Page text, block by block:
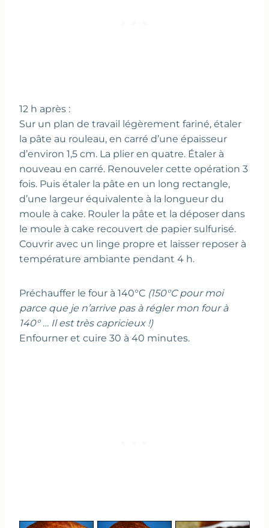
12 h après :
Sur un plan de travail légèrement fariné, étaler
la pâte au rouleau, en carré d’une épaisseur
d’environ 1,5 cm. La plier en quatre. Étaler à
nouveau en carré. Renouveler cette opération 3
fois. Puis étaler la pâte en un long rectangle,
d’une largeur équivalente à la longueur du
moule à cake. Rouler la pâte et la déposer dans
le moule à cake recouvert de papier sulfurisé.
Couvrir avec un linge propre et laisser reposer à
température ambiante pendant 4 h.
Préchauffer le four à 140°C (150°C pour moi
parce que je n’arrive pas à régler mon four à
140° … Il est très capricieux !)
Enfourner et cuire 30 à 40 minutes.